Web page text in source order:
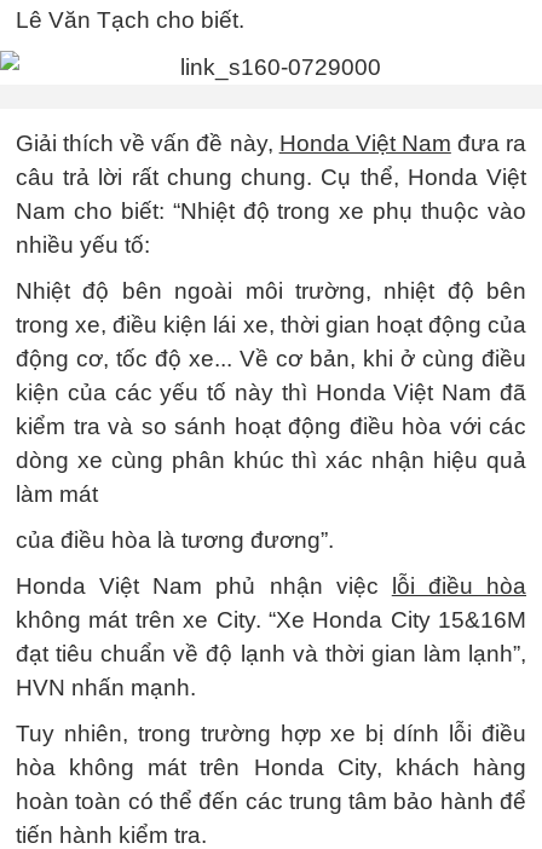
Lê Văn Tạch cho biết.
Giải thích về vấn đề này, Honda Việt Nam đưa ra
câu trả lời rất chung chung. Cụ thể, Honda Việt
Nam cho biết: “Nhiệt độ trong xe phụ thuộc vào
nhiều yếu tố:
Nhiệt độ bên ngoài môi trường, nhiệt độ bên
trong xe, điều kiện lái xe, thời gian hoạt động của
động cơ, tốc độ xe... Về cơ bản, khi ở cùng điều
kiện của các yếu tố này thì Honda Việt Nam đã
kiểm tra và so sánh hoạt động điều hòa với các
dòng xe cùng phân khúc thì xác nhận hiệu quả
làm mát
của điều hòa là tương đương”.
Honda Việt Nam phủ nhận việc
lỗi điều hòa
không mát trên xe City. “Xe Honda City 15&16M
đạt tiêu chuẩn về độ lạnh và thời gian làm lạnh”,
HVN nhấn mạnh.
Tuy nhiên, trong trường hợp xe bị dính lỗi điều
hòa không mát trên Honda City, khách hàng
hoàn toàn có thể đến các trung tâm bảo hành để
tiến hành kiểm tra.